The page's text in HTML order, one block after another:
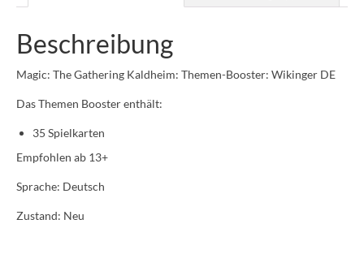
Beschreibung
Magic: The Gathering Kaldheim: Themen-Booster: Wikinger DE
Das Themen Booster enthält:
35 Spielkarten
Empfohlen ab 13+
Sprache: Deutsch
Zustand: Neu